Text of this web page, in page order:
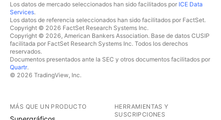
Los datos de mercado seleccionados han sido facilitados por ICE Data
Services.
Los datos de referencia seleccionados han sido facilitados por FactSet.
Copyright © 2026 FactSet Research Systems Inc.
Copyright © 2026, American Bankers Association. Base de datos CUSIP
facilitada por FactSet Research Systems Inc. Todos los derechos
reservados.
Documentos presentados ante la SEC y otros documentos facilitados por
Quartr.
© 2026 TradingView, Inc.
MÁS QUE UN PRODUCTO
HERRAMIENTAS Y
SUSCRIPCIONES